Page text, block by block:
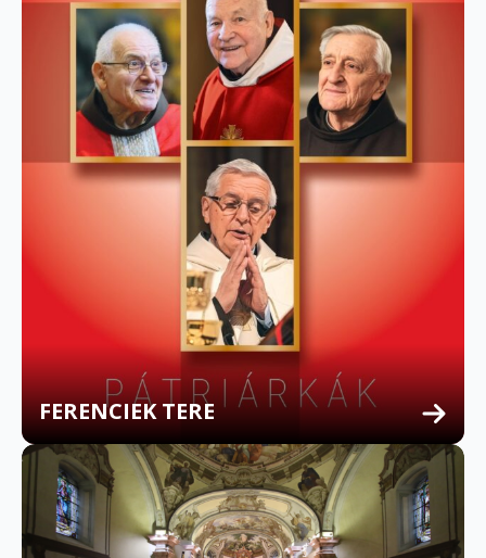
FERENCIEK TERE